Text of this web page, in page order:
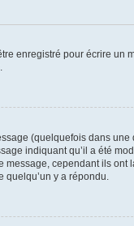
enregistré pour écrire un
(quelquefois dans
indiquant qu’il a été
cependant ils ont
quelqu’un y a répondu.